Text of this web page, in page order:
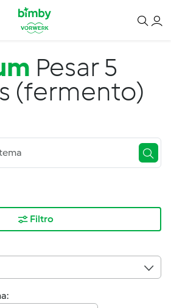
principal
Pesar 5
(fermento)
Filtro